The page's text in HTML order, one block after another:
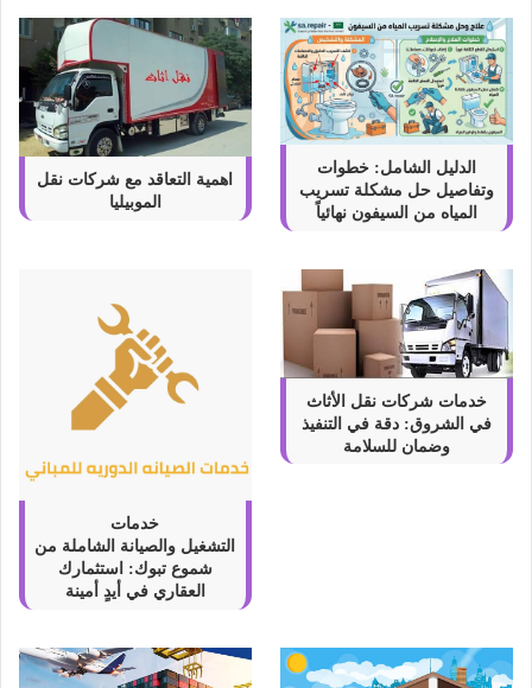
الدليل الشامل: خطوات
وتفاصيل حل مشكلة تسريب
المياه من السيفون نهائياً
اهمية التعاقد مع شركات نقل
الموبيليا
خدمات شركات نقل الأثاث
في الشروق: دقة في التنفيذ
وضمان للسلامة
خدمات
التشغيل والصيانة الشاملة من
شموع تبوك: استثمارك
العقاري في أيدٍ أمينة